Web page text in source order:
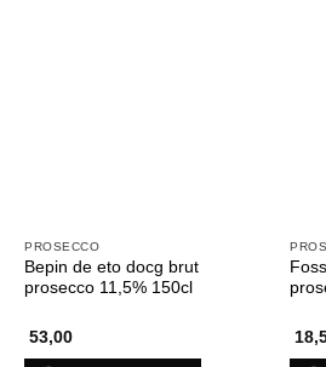
PROSECCO
Bepin de eto docg brut
prosecco 11,5% 150cl
53,00